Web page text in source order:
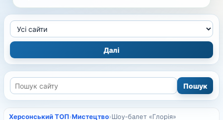
Херсонський ТОП›Мистецтво›Шоу-балет «Глорія»